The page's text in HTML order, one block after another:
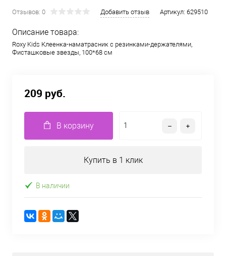
Отзывов: 0 Добавить отзыв Артикул: 629510
Описание товара:
Roxy Kids Клеенка-наматрасник с резинками-держателями,
Фисташковые звезды, 100*68 см
209 руб.
В корзину
Купить в 1 клик
В наличии